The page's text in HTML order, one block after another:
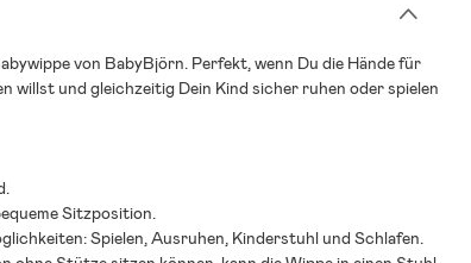
von BabyBjörn. Perfekt, wenn Du die Hände für
willst und gleichzeitig Dein Kind sicher ruhen oder spielen
Sitzposition.
Spielen, Ausruhen, Kinderstuhl und Schlafen.